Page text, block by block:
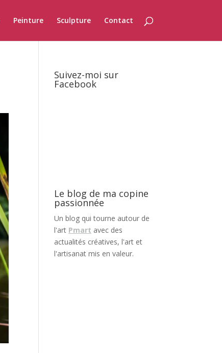
Peinture Sculpture Contact
Suivez-moi sur
Facebook
Le blog de ma copine
passionnée
Un blog qui tourne autour de
l'art Pmart avec des
actualités créatives, l'art et
l'artisanat mis en valeur.